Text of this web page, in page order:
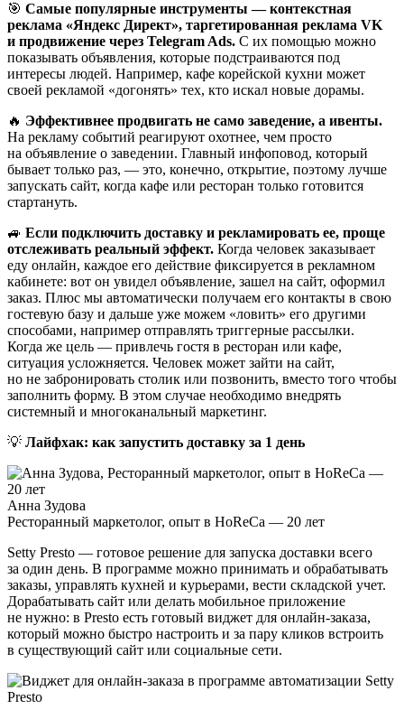
🎯 Самые популярные инструменты — контекстная
реклама «Яндекс Директ», таргетированная реклама VK
и продвижение через Telegram Ads. С их помощью можно
показывать объявления, которые подстраиваются под
интересы людей. Например, кафе корейской кухни может
своей рекламой «догонять» тех, кто искал новые дорамы.
🔥 Эффективнее продвигать не само заведение, а ивенты.
На рекламу событий реагируют охотнее, чем просто
на объявление о заведении. Главный инфоповод, который
бывает только раз, — это, конечно, открытие, поэтому лучше
запускать сайт, когда кафе или ресторан только готовится
стартануть.
🚙 Если подключить доставку и рекламировать ее, проще
отслеживать реальный эффект. Когда человек заказывает
еду онлайн, каждое его действие фиксируется в рекламном
кабинете: вот он увидел объявление, зашел на сайт, оформил
заказ. Плюс мы автоматически получаем его контакты в свою
гостевую базу и дальше уже можем «ловить» его другими
способами, например отправлять триггерные рассылки.
Когда же цель — привлечь гостя в ресторан или кафе,
ситуация усложняется. Человек может зайти на сайт,
но не забронировать столик или позвонить, вместо того чтобы
заполнить форму. В этом случае необходимо внедрять
системный и многоканальный маркетинг.
💡 Лайфхак: как запустить доставку за 1 день
Анна Зудова
Ресторанный маркетолог, опыт в HoReCa — 20 лет
Setty Presto — готовое решение для запуска доставки всего
за один день. В программе можно принимать и обрабатывать
заказы, управлять кухней и курьерами, вести складской учет.
Дорабатывать сайт или делать мобильное приложение
не нужно: в Presto есть готовый виджет для онлайн‑заказа,
который можно быстро настроить и за пару кликов встроить
в существующий сайт или социальные сети.